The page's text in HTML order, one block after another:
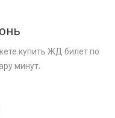
купить ЖД билет по
минут.